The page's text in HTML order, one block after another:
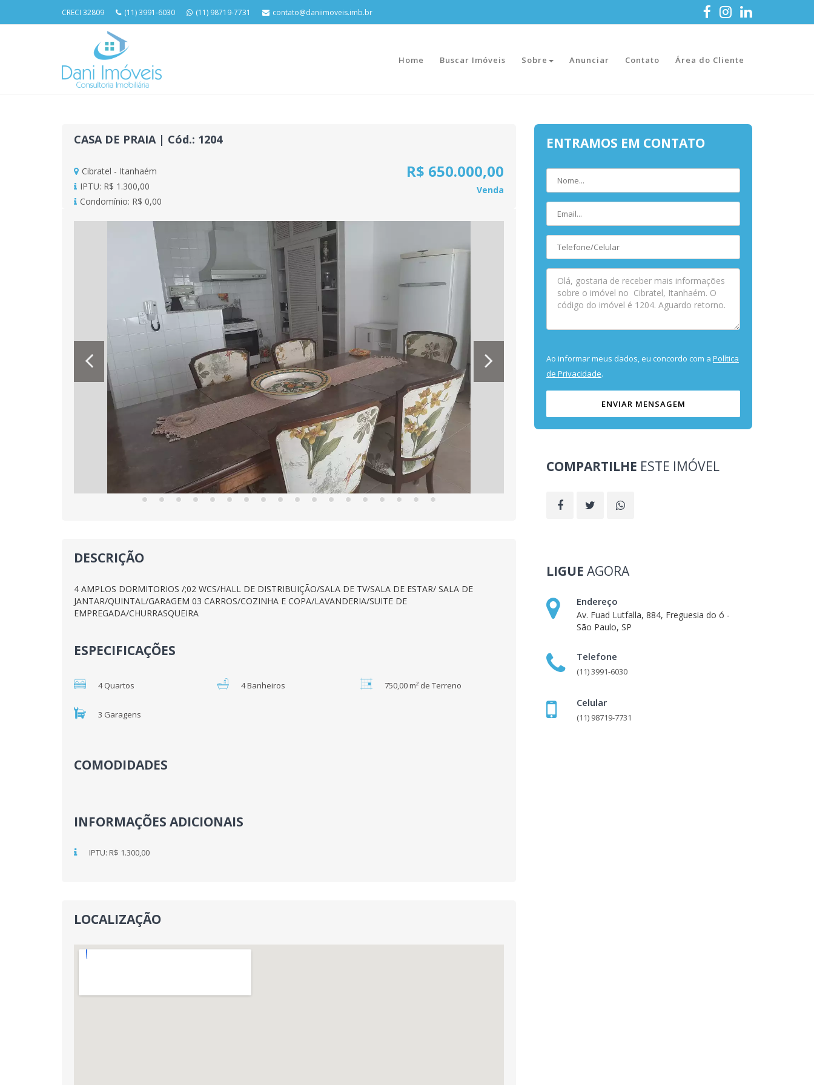
CRECI 32809 (11) 3991-6030 (11) 98719-7731 contato@daniimoveis.imb.br
Home Buscar Imóveis Sobre Anunciar Contato Área do Cliente
CASA DE PRAIA | Cód.: 1204
Cibratel - Itanhaém
IPTU: R$ 1.300,00
Condomínio: R$ 0,00
R$ 650.000,00
Venda
DESCRIÇÃO
4 AMPLOS DORMITORIOS /;02 WCS/HALL DE DISTRIBUIÇÃO/SALA DE TV/SALA DE ESTAR/ SALA DE
JANTAR/QUINTAL/GARAGEM 03 CARROS/COZINHA E COPA/LAVANDERIA/SUITE DE
EMPREGADA/CHURRASQUEIRA
ESPECIFICAÇÕES
4 Quartos 4 Banheiros 750,00 m² de Terreno
3 Garagens
COMODIDADES
INFORMAÇÕES ADICIONAIS
IPTU: R$ 1.300,00
LOCALIZAÇÃO
ENTRAMOS EM CONTATO
Ao informar meus dados, eu concordo com a Política
de Privacidade.
ENVIAR MENSAGEM
COMPARTILHE ESTE IMÓVEL
LIGUE AGORA
Endereço
Av. Fuad Lutfalla, 884, Freguesia do ó -
São Paulo, SP
Telefone
(11) 3991-6030
Celular
(11) 98719-7731